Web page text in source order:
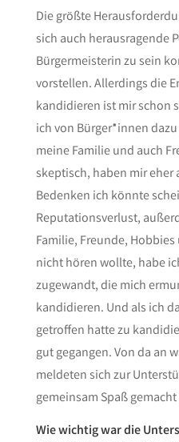
Die größte
sich auch herausragende
Bürgermeisterin zu sein
vorstellen. Allerdings die
kandidieren ist mir schon
ich von Bürger*innen
meine Familie und auch
skeptisch, haben mir eher
Bedenken ich könnte
Reputationsverlust,
Familie, Freunde,
nicht hören wollte, habe
zugewandt, die mich
kandidieren. Und als ich
getroffen hatte zu
gut gegangen. Von da an
meldeten sich zur
gemeinsam Spaß
Wie wichtig war die